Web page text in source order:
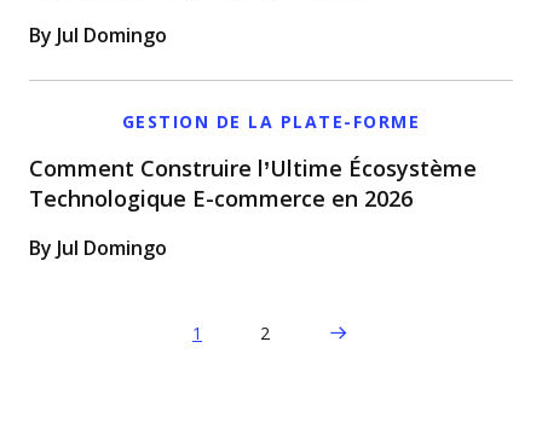
By Jul Domingo
GESTION DE LA PLATE-FORME
Comment Construire l’Ultime Écosystème
Technologique E-commerce en 2026
By Jul Domingo
1 2